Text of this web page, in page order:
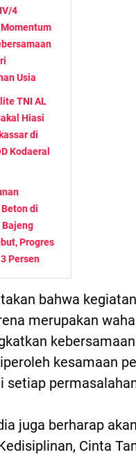
4
Usia
TNI AL
Hiasi
di
Kodaeral
di
Bajeng
Progres
Persen
bahwa
merupakan
kesamaan
setiap
juga berharap
Cinta